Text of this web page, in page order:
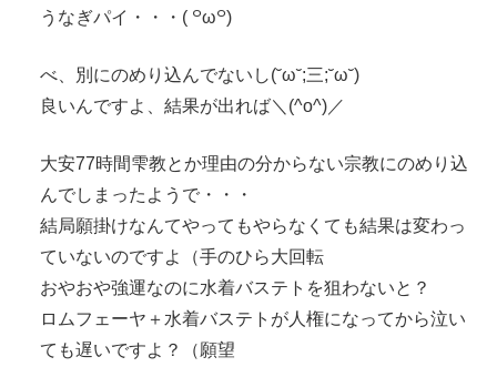
うなぎパイ・・・( ꒪ω꒪)
べ、別にのめり込んでないし(˘ω˘;三;˘ω˘)
良いんですよ、結果が出れば＼(^o^)／
大安77時間雫教とか理由の分からない宗教にのめり込
んでしまったようで・・・
結局願掛けなんてやってもやらなくても結果は変わっ
ていないのですよ（手のひら大回転
おやおや強運なのに水着バステトを狙わないと？
ロムフェーヤ＋水着バステトが人権になってから泣い
ても遅いですよ？（願望